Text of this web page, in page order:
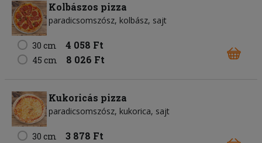
Kolbászos pizza
paradicsomszósz kolbász sajt
30 cm 4 058 Ft
45 cm 8 026 Ft
Kukoricás pizza
paradicsomszósz kukorica sajt
30 cm 3 878 Ft